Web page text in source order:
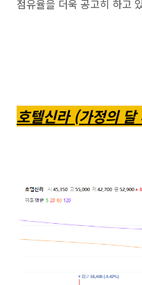
점유율을 더욱 공고히 하고
호텔신라 (가정의 달